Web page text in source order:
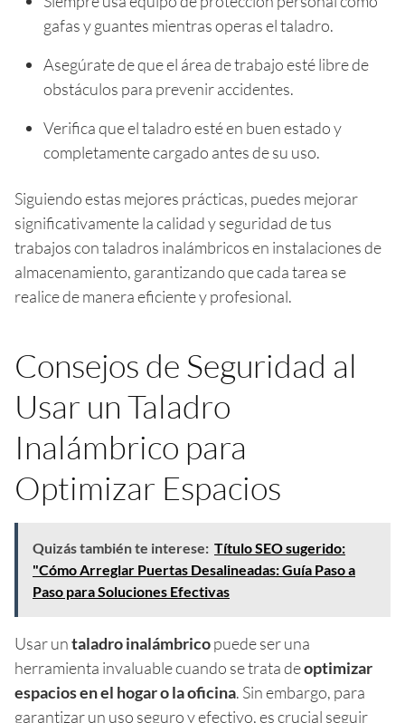
gafas y guantes mientras operas el taladro.
Asegúrate de que el área de trabajo esté libre de
obstáculos para prevenir accidentes.
Verifica que el taladro esté en buen estado y
completamente cargado antes de su uso.
Siguiendo estas mejores prácticas, puedes mejorar
significativamente la calidad y seguridad de tus
trabajos con taladros inalámbricos en instalaciones de
almacenamiento, garantizando que cada tarea se
realice de manera eficiente y profesional.
Consejos de Seguridad al
Usar un Taladro
Inalámbrico para
Optimizar Espacios
Quizás también te interese: Título SEO sugerido:
"Cómo Arreglar Puertas Desalineadas: Guía Paso a
Paso para Soluciones Efectivas
Usar untaladro inalámbricopuede ser una
herramienta invaluable cuando se trata deoptimizar
espacios en el hogar o la oficina. Sin embargo, para
garantizar un uso seguro y efectivo, es crucial seguir